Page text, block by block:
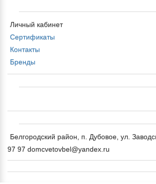
Личный кабинет
Сертификаты
Контакты
Бренды
Белгородский район, п. Дубовое, ул.
97 97 domcvetovbel@yandex.ru